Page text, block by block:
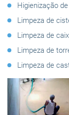
Higienização
Limpeza de
Limpeza de
Limpeza de
Limpeza de